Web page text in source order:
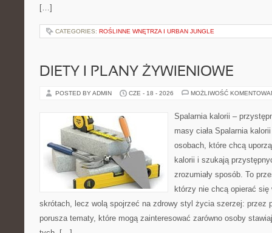
[…]
CATEGORIES: ROŚLINNE WNĘTRZA I URBAN JUNGLE
DIETY I PLANY ŻYWIENIOWE
POSTED BY ADMIN CZE - 18 - 2026 MOŻLIWOŚĆ
Spalarnia kalorii –
masy ciała Spalarnia
osobach, które chcą
kalorii i szukają
zrozumiały sposób. To
którzy nie chcą opierać się
skrótach, lecz wolą spojrzeć na zdrowy styl życia szerzej: przez
porusza tematy, które mogą zainteresować zarówno osoby